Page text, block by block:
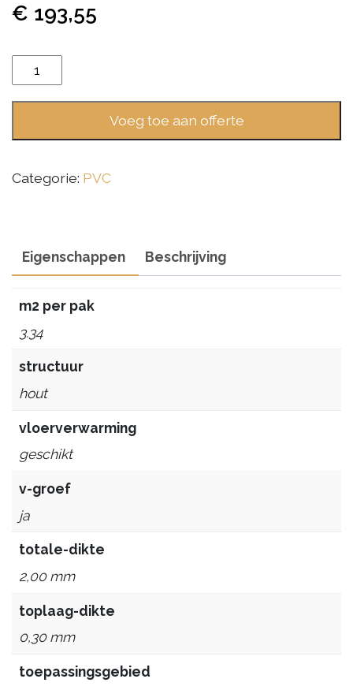
€ 193,55
Gelasta
Country
4301
aantal
Voeg toe aan offerte
Categorie: PVC
Eigenschappen Beschrijving
m2 per pak
3.34
structuur
hout
vloerverwarming
geschikt
v-groef
ja
totale-dikte
2,00 mm
toplaag-dikte
0,30 mm
toepassingsgebied